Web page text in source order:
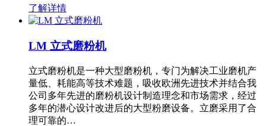
了解详情
LM 立式磨粉机
立式磨粉机是一种大型磨粉机，专门为解决工业磨机产
量低、耗能高等技术难题，吸收欧洲先进技术并结合我
公司多年先进的磨粉机设计制造理念和市场需求，经过
多年的潜心设计改进后的大型粉磨设备。立磨采用了合
理可靠的…